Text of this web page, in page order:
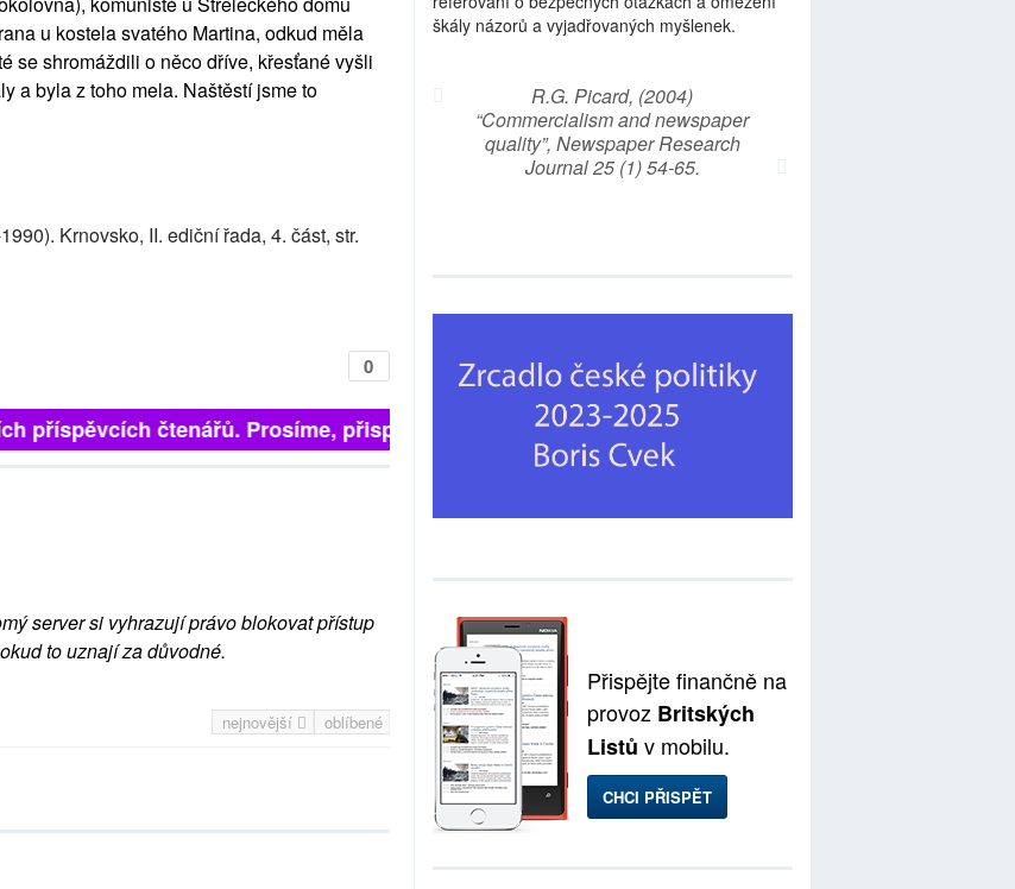
u kostela svatého Martina, odkud měla
se shromáždili o něco dříve, křesťané vyšli
a byla z toho mela. Naštěstí jsme to
Krnovsko, II. ediční řada, 4. část, str.
0
čtenářů. Prosíme, přispějte. ➥
server si vyhrazují právo blokovat přístup
to uznají za důvodné.
nejnovější oblíbené
škály názorů a vyjadřovaných myšlenek.
R.G. Picard, (2004)
“Commercialism and newspaper
quality”, Newspaper Research
Journal 25 (1) 54-65.
Přispějte finančně na
provoz Britských
Listů v mobilu.
CHCI PŘISPĚT